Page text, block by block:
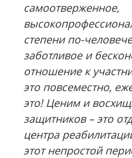
самоотверженное,
степени по-
заботливое и
отношение к
это повсеместно,
это! Ценим и
защитников – это
центра
этот непростой